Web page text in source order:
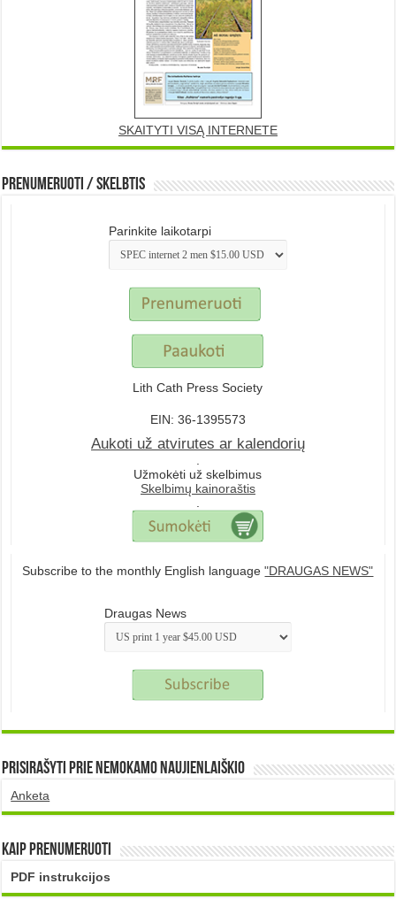
SKAITYTI VISĄ INTERNETE
Prenumeruoti / Skelbtis
Parinkite laikotarpi
Lith Cath Press Society
EIN: 36-1395573
Aukoti už atvirutes ar kalendorių
Užmokėti už skelbimus
Skelbimų kainoraštis
Subscribe to the monthly English language"DRAUGAS NEWS"
Draugas News
Prisirašyti prie nemokamo naujienlaiškio
Anketa
Kaip prenumeruoti
PDF instrukcijos